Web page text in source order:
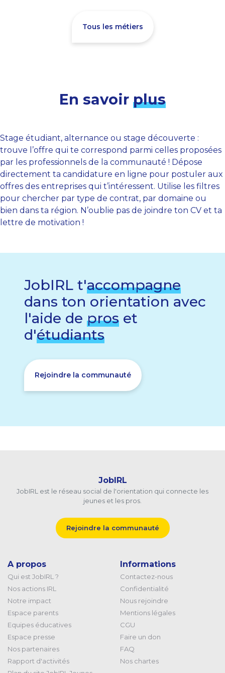
Tous les métiers
En savoir plus
Stage étudiant, alternance ou stage découverte :
trouve l’offre qui te correspond parmi celles proposées
par les professionnels de la communauté ! Dépose
directement ta candidature en ligne pour postuler aux
offres des entreprises qui t’intéressent. Utilise les filtres
pour chercher par type de contrat, par domaine ou
bien dans ta région. N’oublie pas de joindre ton CV et ta
lettre de motivation !
JobIRL t'accompagne
dans ton orientation avec
l'aide de pros et
d'étudiants
Rejoindre la communauté
JobIRL
JobIRL est le réseau social de l'orientation qui connecte les
jeunes et les pros.
Rejoindre la communauté
A propos
Qui est JobIRL ?
Nos actions IRL
Notre impact
Espace parents
Equipes éducatives
Espace presse
Nos partenaires
Rapport d'activités
Informations
Contactez-nous
Confidentialité
Nous rejoindre
Mentions légales
CGU
Faire un don
FAQ
Nos chartes